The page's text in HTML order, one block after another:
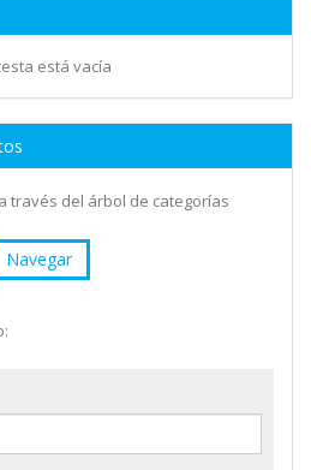
está vacía
través del árbol de categorías
Navegar